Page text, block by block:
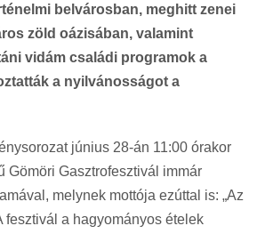
belvárosban, meghitt zenei
zöld oázisában, valamint
vidám családi programok a
a nyilvánosságot a
június 28-án 11:00 órakor
Gömöri Gasztrofesztivál immár
melynek mottója ezúttal is: „Az
fesztivál a hagyományos ételek